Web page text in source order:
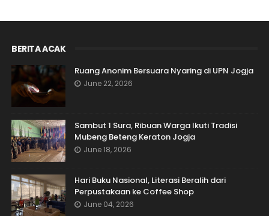
BERITA ACAK
Ruang Anonim Bersuara Nyaring di UPN Jogja
June 22, 2026
Sambut 1 Sura, Ribuan Warga Ikuti Tradisi
Mubeng Beteng Keraton Jogja
June 18, 2026
Hari Buku Nasional, Literasi Beralih dari
Perpustakaan ke Coffee Shop
June 04, 2026